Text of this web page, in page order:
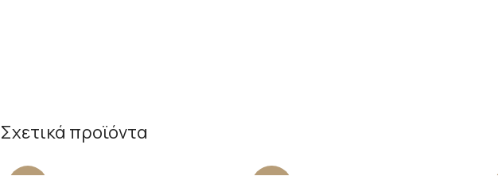
Σχετικά προϊόντα